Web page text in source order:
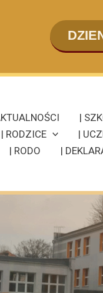
|
| RODZICE |
| RODO |